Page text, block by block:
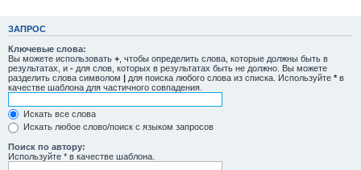
ЗАПРОС
Ключевые слова:
Вы можете использовать + , чтобы определить слова, которые должны быть в
результатах, и - для слов, которых в результатах быть не должно. Вы можете
разделить слова символом | для поиска любого слова из списка. Используйте * в
качестве шаблона для частичного совпадения.
Искать все слова
Искать любое слово/поиск с языком запросов
Поиск по автору:
Используйте * в качестве шаблона.